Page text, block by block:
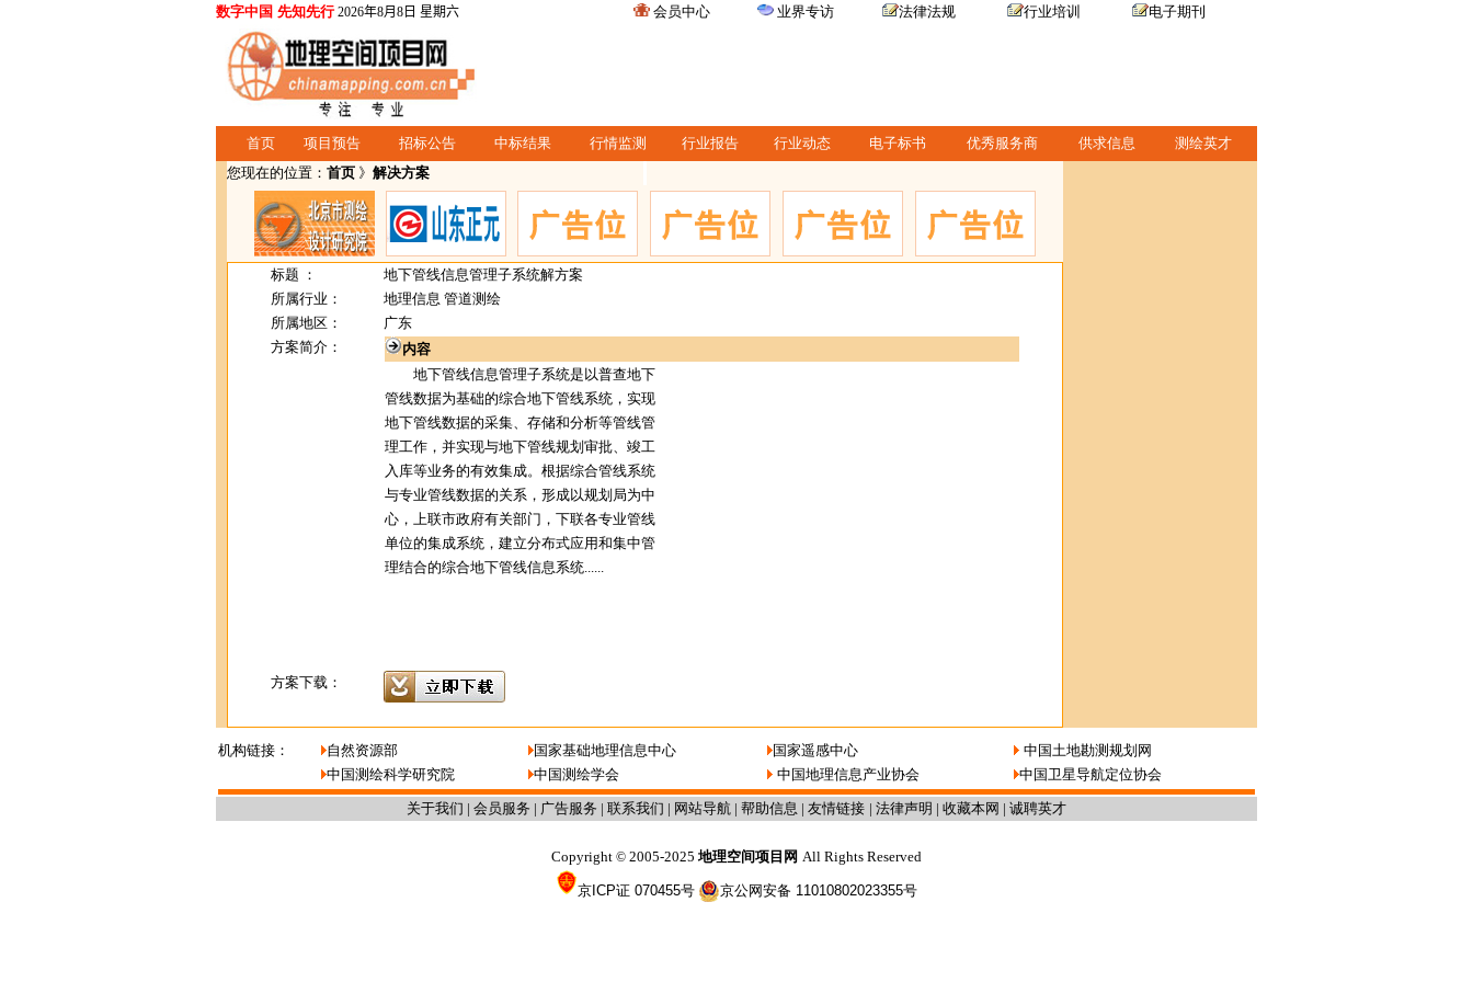
数字中国 先知先行 2026年8月8日 星期六 会员中心 业界专访 法律法规 行业培训 电子期刊
首页 项目预告 招标公告 中标结果 行情监测 行业报告 行业动态 电子标书 优秀服务商 供求信息
测绘英才
您现在的位置： 首页 》 解决方案
标题 ：
地下管线信息管理子系统解方案
所属行业：
地理信息 管道测绘
所属地区：
广东
方案简介：
内容
地下管线信息管理子系统是以普查地下
管线数据为基础的综合地下管线系统，实现
地下管线数据的采集、存储和分析等管线管
理工作，并实现与地下管线规划审批、竣工
入库等业务的有效集成。根据综合管线系统
与专业管线数据的关系，形成以规划局为中
心，上联市政府有关部门，下联各专业管线
单位的集成系统，建立分布式应用和集中管
理结合的综合地下管线信息系统......
方案下载：
机构链接： 自然资源部 国家基础地理信息中心 国家遥感中心
中国土地勘测规划网
中国测绘科学研究院
中国测绘学会 中国地理信息产业协会 中国卫星导航定位协会
关于我们 | 会员服务 | 广告服务 | 联系我们 | 网站导航 | 帮助信息 | 友情链接 | 法律声明 | 收藏本网 | 诚聘英才
Copyright © 2005-2025 地理空间项目网 All Rights Reserved
京ICP证 070455号 京公网安备 11010802023355号